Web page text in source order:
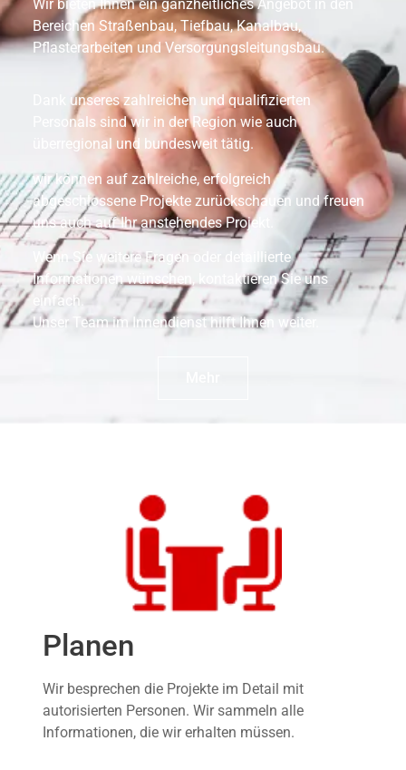
Wir bieten Ihnen ein ganzheitliches Angebot in den
Bereichen Straßenbau, Tiefbau, Kanalbau,
Pflasterarbeiten und Versorgungsleitungsbau.
Dank unseres zahlreichen und qualifizierten
Personals sind wir in der Region wie auch
überregional und bundesweit tätig.
wir können auf zahlreiche, erfolgreich
abgeschlossene Projekte zurückschauen und freuen
uns auch auf Ihr anstehendes Projekt.
Wenn Sie weitere Fragen oder detaillierte
Informationen wünschen, kontaktieren Sie uns
einfach.
Unser Team im Innendienst hilft Ihnen weiter.
Planen
Wir besprechen die Projekte im Detail mit
autorisierten Personen. Wir sammeln alle
Informationen, die wir erhalten müssen.